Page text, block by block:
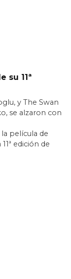
su 11ª
y The Swan
se alzaron con
película de
edición de